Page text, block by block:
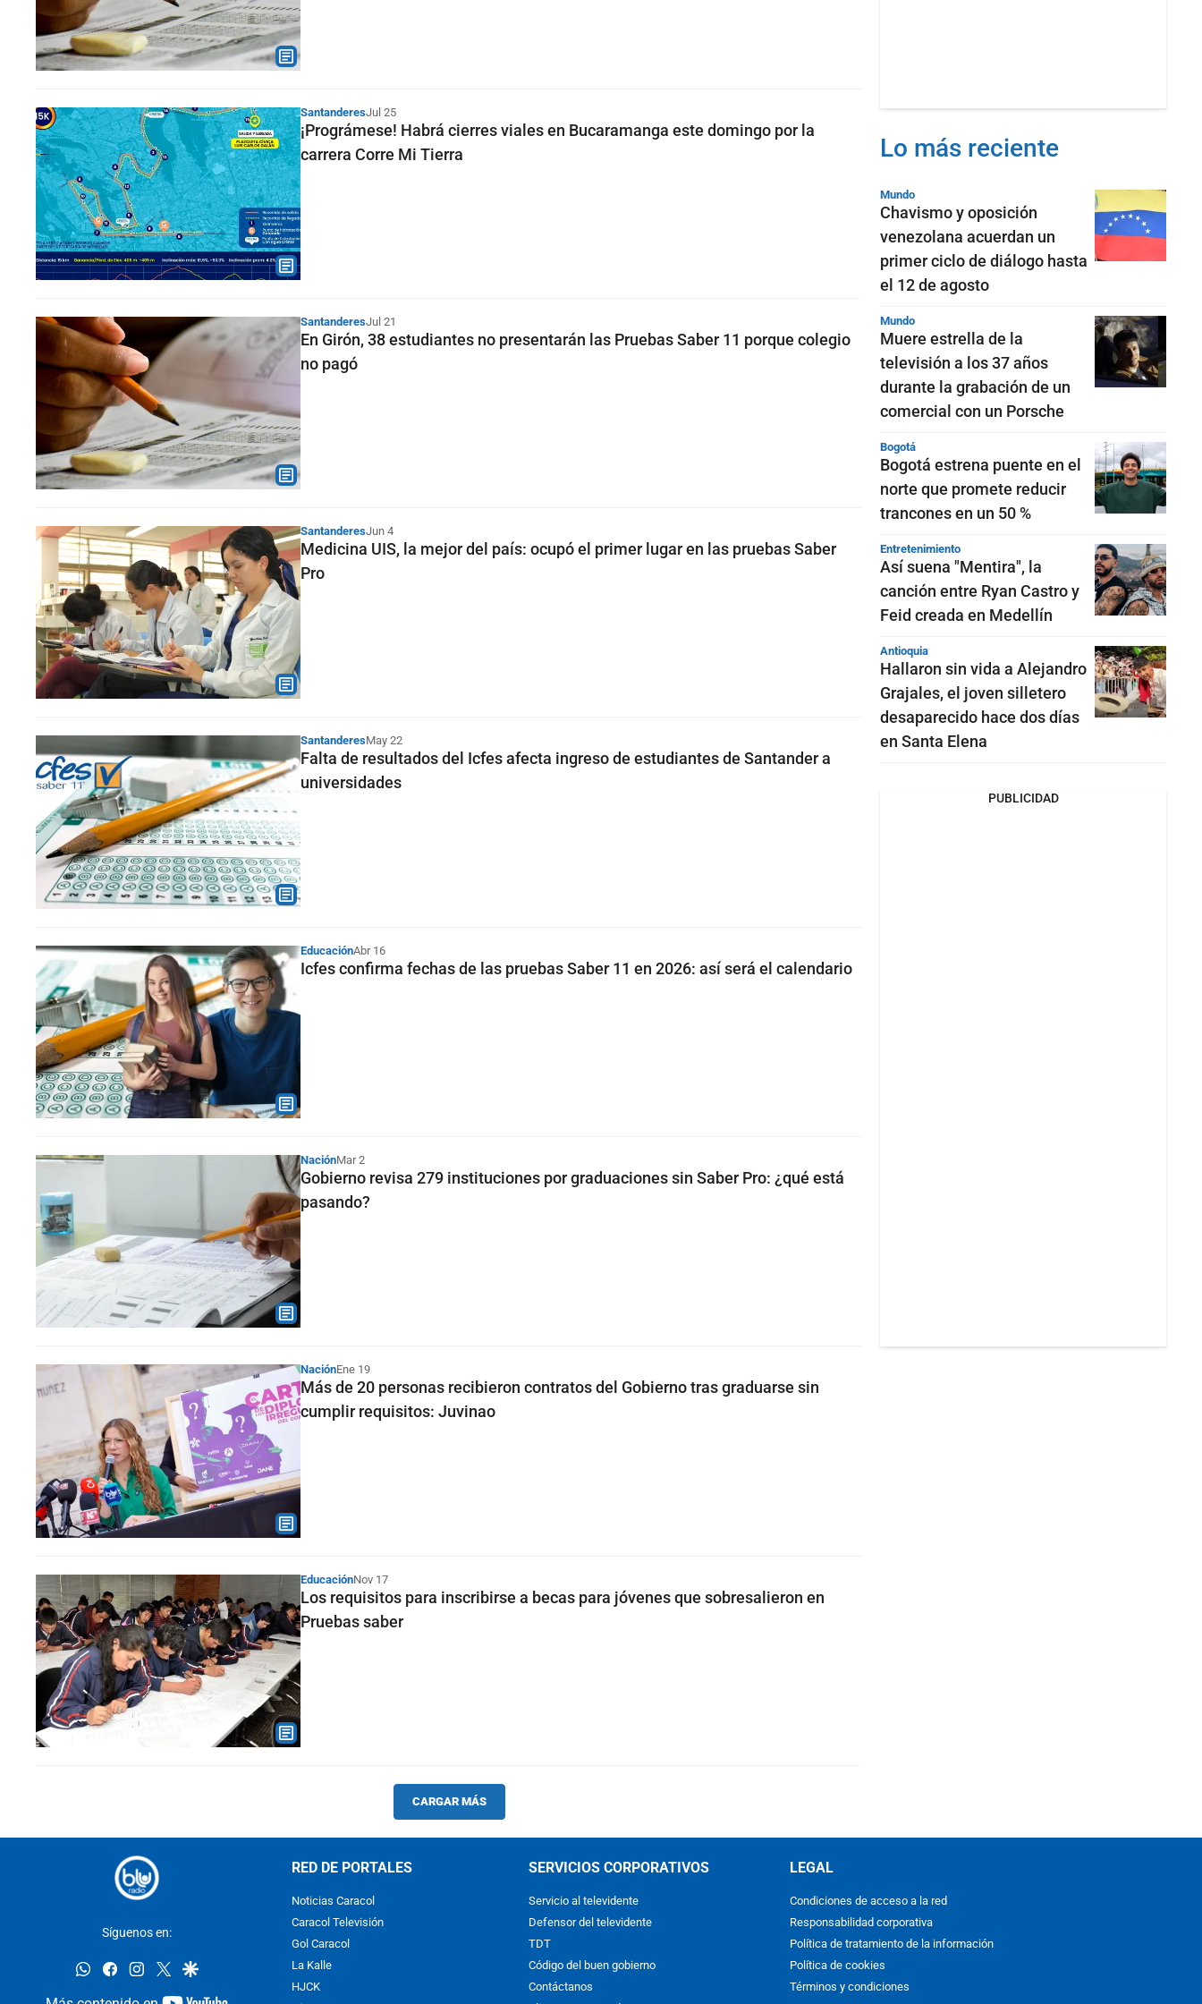
SantanderesJul 25
¡Prográmese! Habrá cierres viales en Bucaramanga este domingo por la
carrera Corre Mi Tierra
SantanderesJul 21
En Girón, 38 estudiantes no presentarán las Pruebas Saber 11 porque colegio
no pagó
SantanderesJun 4
Medicina UIS, la mejor del país: ocupó el primer lugar en las pruebas Saber
Pro
SantanderesMay 22
Falta de resultados del Icfes afecta ingreso de estudiantes de Santander a
universidades
EducaciónAbr 16
Icfes confirma fechas de las pruebas Saber 11 en 2026: así será el calendario
NaciónMar 2
Gobierno revisa 279 instituciones por graduaciones sin Saber Pro: ¿qué está
pasando?
NaciónEne 19
Más de 20 personas recibieron contratos del Gobierno tras graduarse sin
cumplir requisitos: Juvinao
EducaciónNov 17
Los requisitos para inscribirse a becas para jóvenes que sobresalieron en
Pruebas saber
CARGAR MÁS
Lo más reciente
Mundo
Chavismo y oposición
venezolana acuerdan un
primer ciclo de diálogo hasta
el 12 de agosto
Mundo
Muere estrella de la
televisión a los 37 años
durante la grabación de un
comercial con un Porsche
Bogotá
Bogotá estrena puente en el
norte que promete reducir
trancones en un 50 %
Entretenimiento
Así suena "Mentira", la
canción entre Ryan Castro y
Feid creada en Medellín
Antioquia
Hallaron sin vida a Alejandro
Grajales, el joven silletero
desaparecido hace dos días
en Santa Elena
PUBLICIDAD
Síguenos en:
whatsappfacebookinstagram
twittergoogle
RED DE PORTALES
Noticias Caracol
Caracol Televisión
Gol Caracol
La Kalle
HJCK
SERVICIOS CORPORATIVOS
Servicio al televidente
Defensor del televidente
TDT
Código del buen gobierno
Contáctanos
LEGAL
Condiciones de acceso a la red
Responsabilidad corporativa
Política de tratamiento de la información
Política de cookies
Términos y condiciones